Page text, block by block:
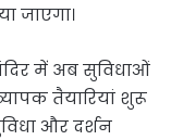
जाएगा।
मंदिर में अब सुविधाओं
तैयारियां शुरू
और दर्शन